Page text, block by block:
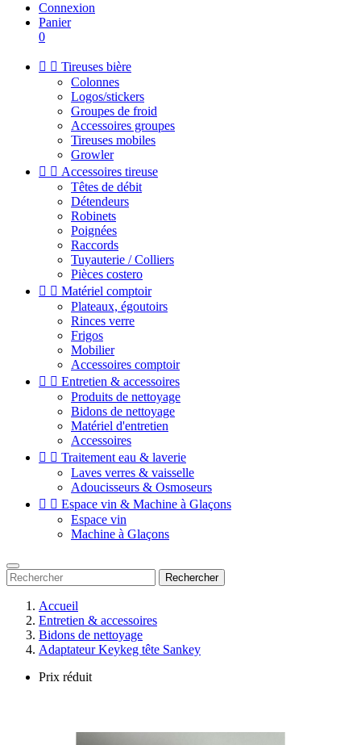
Connexion
Panier
0
  Tireuses bière
Colonnes
Logos/stickers
Groupes de froid
Accessoires groupes
Tireuses mobiles
Growler
  Accessoires tireuse
Têtes de débit
Détendeurs
Robinets
Poignées
Raccords
Tuyauterie / Colliers
Pièces costero
  Matériel comptoir
Plateaux, égoutoirs
Rinces verre
Frigos
Mobilier
Accessoires comptoir
  Entretien & accessoires
Produits de nettoyage
Bidons de nettoyage
Matériel d'entretien
Accessoires
  Traitement eau & laverie
Laves verres & vaisselle
Adoucisseurs & Osmoseurs
  Espace vin & Machine à Glaçons
Espace vin
Machine à Glaçons
Rechercher
Accueil
Entretien & accessoires
Bidons de nettoyage
Adaptateur Keykeg tête Sankey
Prix réduit